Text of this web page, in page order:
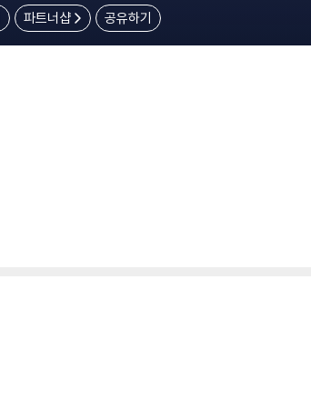
파트너샵 공유하기